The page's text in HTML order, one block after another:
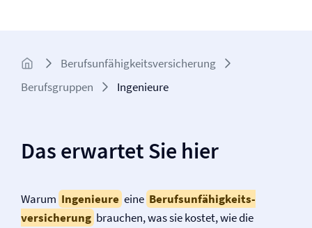
Berufs­unfähigkeits­­versicherung
Berufsgruppen
Ingenieure
Das erwartet Sie hier
Warum Ingenieure eine Berufs­unfähigkeits­
versicherung brauchen, was sie kostet, wie die